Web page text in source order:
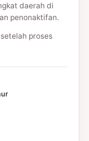
daerah di
penonaktifan.
proses